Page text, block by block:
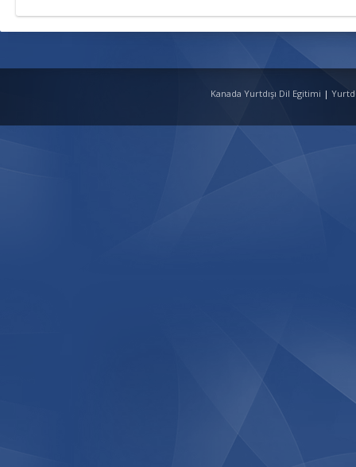
Kanada Yurtdışı Dil Egitimi |